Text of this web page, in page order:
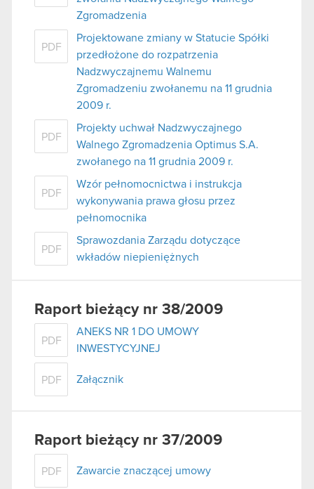
Zgromadzenia
PDF
Projektowane zmiany w Statucie Spółki
przedłożone do rozpatrzenia
Nadzwyczajnemu Walnemu
Zgromadzeniu zwołanemu na 11 grudnia
2009 r.
PDF
Projekty uchwał Nadzwyczajnego
Walnego Zgromadzenia Optimus S.A.
zwołanego na 11 grudnia 2009 r.
PDF
Wzór pełnomocnictwa i instrukcja
wykonywania prawa głosu przez
pełnomocnika
PDF
Sprawozdania Zarządu dotyczące
wkładów niepieniężnych
Raport bieżący nr 38/2009
PDF
ANEKS NR 1 DO UMOWY
INWESTYCYJNEJ
PDF Załącznik
Raport bieżący nr 37/2009
PDF Zawarcie znaczącej umowy